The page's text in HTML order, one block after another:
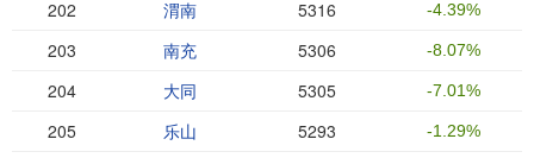
202 渭南 5316 -4.39%
203 南充 5306 -8.07%
204 大同 5305 -7.01%
205 乐山 5293 -1.29%